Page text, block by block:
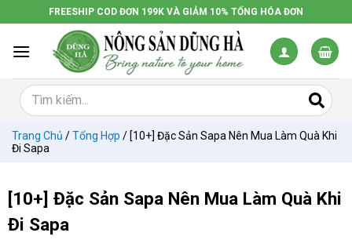
đến
dung
FREESHIP COD ĐƠN 199K VÀ GIẢM 10% TỔNG HÓA ĐƠN
Trang Chủ /Tổng Hợp / [10+] Đặc Sản Sapa Nên Mua Làm Quà Khi
Đi Sapa
[10+] Đặc Sản Sapa Nên Mua Làm Quà Khi
Đi Sapa